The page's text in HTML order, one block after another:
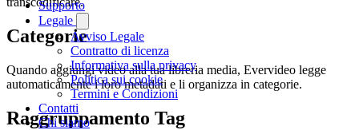
Supporto
Legale
Avviso Legale
Contratto di licenza
Informativa sulla privacy
Politica sui cookie
Termini e Condizioni
Contatti
Chi siamo
Categorie
Quando aggiungi video alla tua libreria media, Evervideo legge
automaticamente i loro metadati e li organizza in categorie.
Raggruppamento Tag